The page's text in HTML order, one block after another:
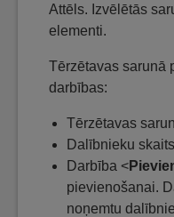
Attēls. Izvēlētās
elementi.
Tērzētavas sarunā
darbības:
Tērzētavas
Dalībnieku
Darbība <
pievienošanai.
noņemtu